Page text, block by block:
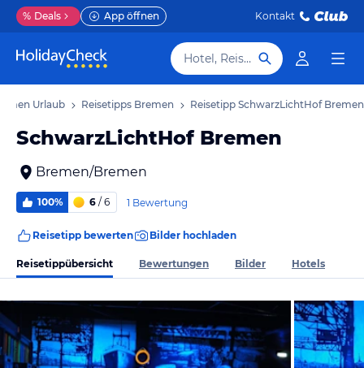
% Deals App öffnen Kontakt
Hotel, Reiseziel
Urlaub Reisetipps Bremen Reisetipp SchwarzLichtHof Bremen
SchwarzLichtHof Bremen
Bremen/Bremen
100% 6 / 6 1 Bewertung
Reisetipp bewerten Bilder hochladen
Reisetippübersicht Bewertungen Bilder Hotels